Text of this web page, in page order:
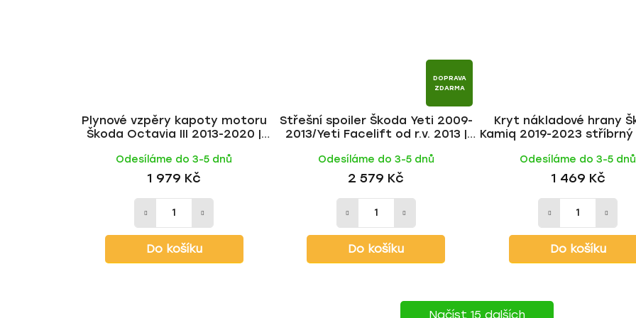
Plynové vzpěry kapoty motoru
Škoda Octavia III 2013-2020 |
Odesíláme do 3-5 dnů
1 979 Kč
Do košíku
DOPRAVA
ZDARMA
Střešní spoiler Škoda Yeti 2009-
2013/Yeti Facelift od r.v. 2013 |
Odesíláme do 3-5 dnů
2 579 Kč
Do košíku
Kryt nákladové hrany
Kamiq 2019-2023
Odesíláme do 3-5 dnů
1 469 Kč
Do košíku
Načíst 15 dalších